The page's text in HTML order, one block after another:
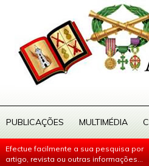
PUBLICAÇÕES MULTIMÉDIA
Efectue facilmente a sua pesquisa por
artigo, revista ou outras informações...